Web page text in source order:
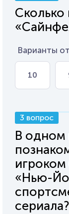
Сколько
Варианты
10
3 вопрос
В одном
«Нью-
сериала?